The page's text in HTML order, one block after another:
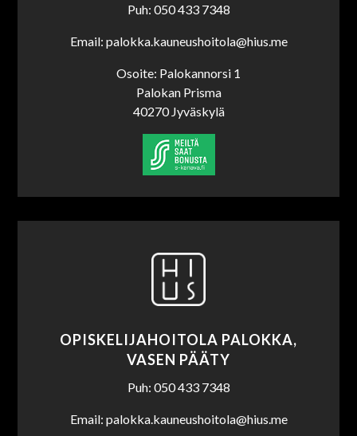
Puh: 050 433 7348
Email: palokka.kauneushoitola@hius.me
Osoite: Palokannorsi 1
Palokan Prisma
40270 Jyväskylä
OPISKELIJAHOITOLA PALOKKA,
VASEN PÄÄTY
Puh: 050 433 7348
Email: palokka.kauneushoitola@hius.me